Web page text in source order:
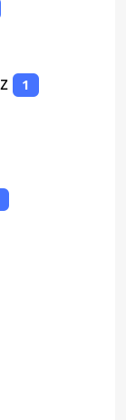
1